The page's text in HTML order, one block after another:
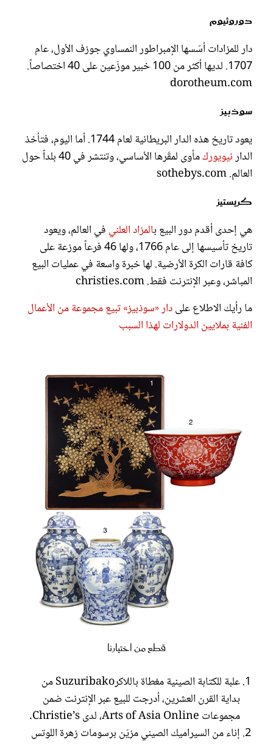
دوروثيوم
دار للمزادات أسّسها الإمبراطور النمساوي جوزف الأول، عام
1707. لديها أكثر من 100 خبير موزّعين على 40 اختصاصاً.
dorotheum.com
سوذبيز
يعود تاريخ هذه الدار البريطانية لعام 1744. أما اليوم، فتأخذ
الدارنيويورك
مأوى لمقّرها الأساسي، وتنتشر في 40 بلداً حول
العالم. sothebys.com
كريستيز
هي إحدى أقدم دور البيع بالمزاد العلني في العالم، ويعود
تاريخ تأسيسها إلى عام 1766، ولها 46 فرعاً موزعة على
كافة قارات الكرة الأرضية. لها خبرة واسعة في عمليات البيع
المباشر، وعبر الإنترنت فقط. christies.com
ما رأيك الاطلاع علىدار «سوذبيز» تبيع مجموعة من الأعمال
الفنية بملايين الدولارات لهذا السبب
قطع من اختيارنا
علبة للكتابة الصينية مغطاة باللاكرSuzuribako من
بداية القرن العشرين، أدرجت للبيع عبر الإنترنت ضمن
مجموعات Arts of Asia Online، لدى Christie’s.
إناء من السيراميك الصيني مزيّن برسومات زهرة اللوتس